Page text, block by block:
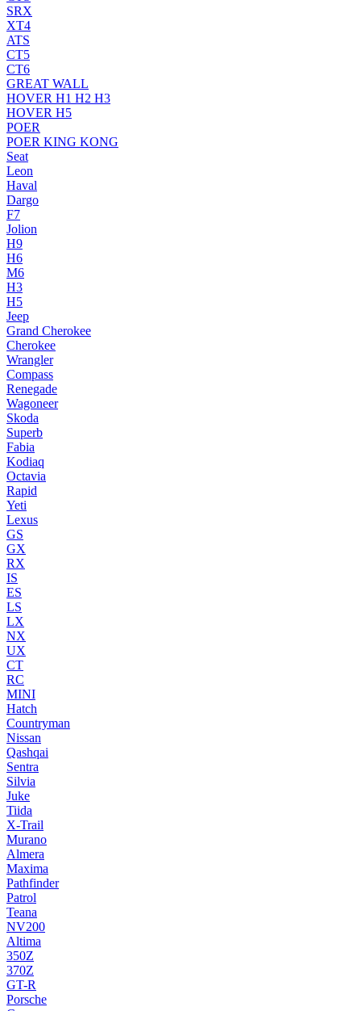
SRX
XT4
ATS
CT5
CT6
GREAT WALL
HOVER H1 H2 H3
HOVER H5
POER
POER KING KONG
Seat
Leon
Haval
Dargo
F7
Jolion
H9
H6
M6
H3
H5
Jeep
Grand Cherokee
Cherokee
Wrangler
Compass
Renegade
Wagoneer
Skoda
Superb
Fabia
Kodiaq
Octavia
Rapid
Yeti
Lexus
GS
GX
RX
IS
ES
LS
LX
NX
UX
CT
RC
MINI
Hatch
Countryman
Nissan
Qashqai
Sentra
Silvia
Juke
Tiida
X-Trail
Murano
Almera
Maxima
Pathfinder
Patrol
Teana
NV200
Altima
350Z
370Z
GT-R
Porsche